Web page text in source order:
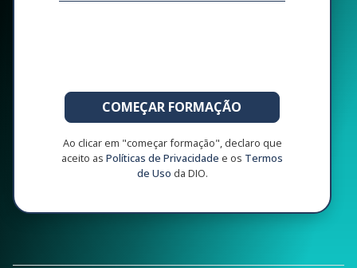
COMEÇAR FORMAÇÃO
Ao clicar em "começar formação", declaro que
aceito as Políticas de Privacidade e os Termos
de Uso da DIO.